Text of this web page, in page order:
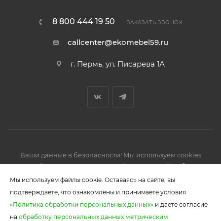
8 800 444 19 50 ЗАКАЗАТЬ ЗВОНОК
callcenter@ekomebel59.ru
г. Пермь, ул. Писарева 1А
Ваши данные в безопасности! Мы используем cookies
2026 © Производство кухонной и корпусной мебели,
шкафов-купе.
Мы используем файлы cookie. Оставаясь на сайте, вы
подтверждаете, что ознакомлены и принимаете условия
«Политика обработки персональных данных» и даете согласие
на обработку персональных данных метрическим